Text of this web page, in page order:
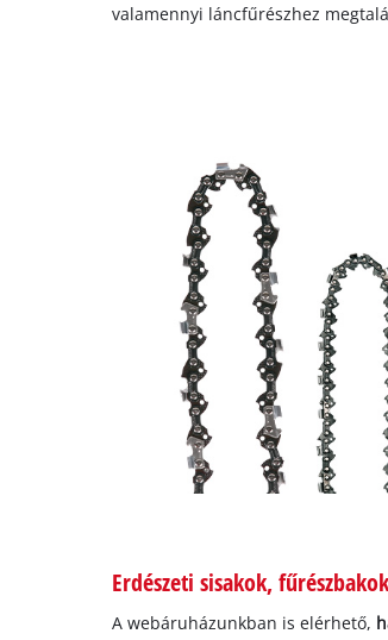
valamennyi láncfűrészhez
Erdészeti sisakok,
A webáruházunkban is elérhető,